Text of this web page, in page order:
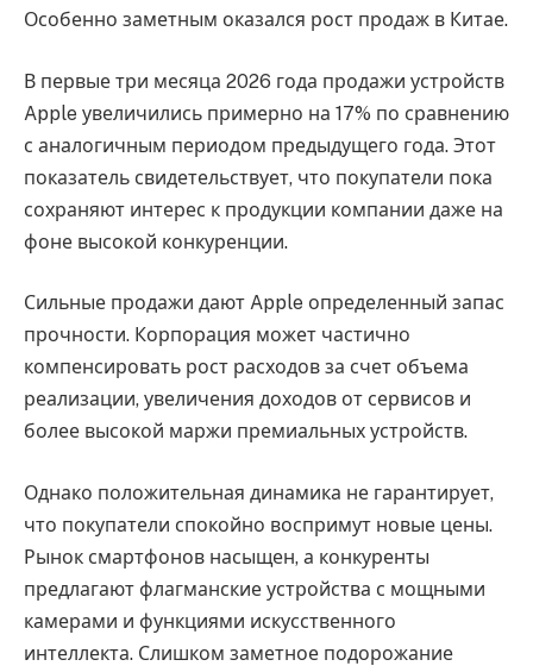
Особенно заметным оказался рост продаж в Китае.
В первые три месяца 2026 года продажи устройств
Apple увеличились примерно на 17% по сравнению
с аналогичным периодом предыдущего года. Этот
показатель свидетельствует, что покупатели пока
сохраняют интерес к продукции компании даже на
фоне высокой конкуренции.
Сильные продажи дают Apple определенный запас
прочности. Корпорация может частично
компенсировать рост расходов за счет объема
реализации, увеличения доходов от сервисов и
более высокой маржи премиальных устройств.
Однако положительная динамика не гарантирует,
что покупатели спокойно воспримут новые цены.
Рынок смартфонов насыщен, а конкуренты
предлагают флагманские устройства с мощными
камерами и функциями искусственного
интеллекта. Слишком заметное подорожание